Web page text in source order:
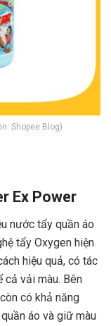
Shopee Blog)
Ex Power
nước tẩy quần áo
tẩy Oxygen hiện
hiệu quả, có tác
cả vải màu. Bên
có khả năng
áo và giữ màu